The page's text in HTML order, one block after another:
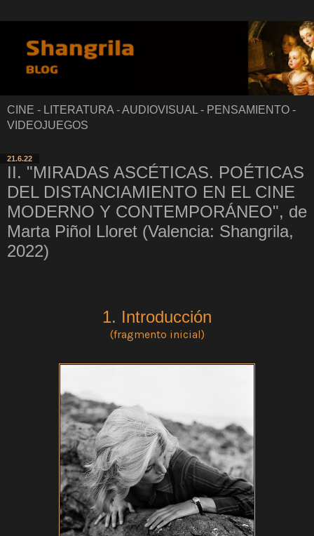
CINE - LITERATURA - AUDIOVISUAL - PENSAMIENTO -
VIDEOJUEGOS
21.6.22
II. "MIRADAS ASCÉTICAS. POÉTICAS
DEL DISTANCIAMIENTO EN EL CINE
MODERNO Y CONTEMPORÁNEO", de
Marta Piñol Lloret (Valencia: Shangrila,
2022)
1. Introducción
(fragmento inicial)